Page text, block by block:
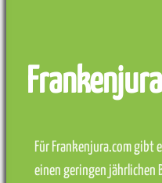
Für Frankenjura.com gibt
einen geringen jährlichen